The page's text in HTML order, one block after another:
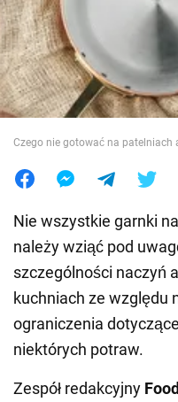
Wojna na Ukrainie
Świat
Jedzenie
Czego nie gotować na patelniach
Nie wszystkie garnki
należy wziąć pod
szczególności naczyń
kuchniach ze względu
ograniczenia
niektórych potraw.
Zespół redakcyjny